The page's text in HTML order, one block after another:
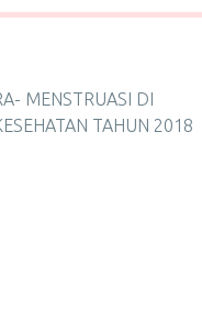
MENSTRUASI DI
TAHUN 2018